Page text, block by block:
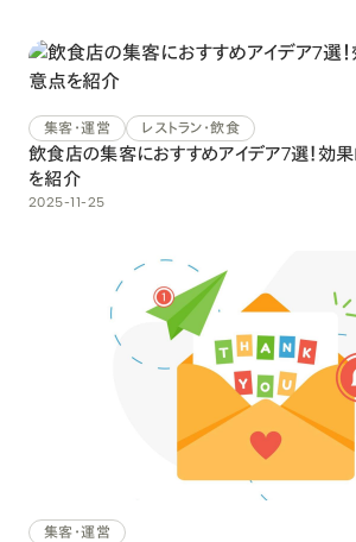
集客・運営 レストラン・飲食
飲食店の集客におすすめアイデア7選！効
を紹介
2025-11-25
集客・運営